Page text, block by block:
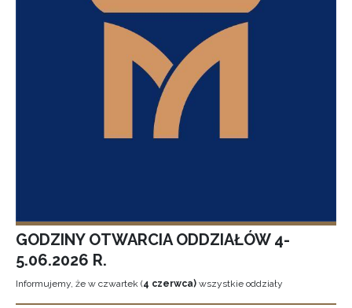
GODZINY OTWARCIA ODDZIAŁÓW 4-
5.06.2026 R.
Informujemy, że w czwartek (4 czerwca) wszystkie oddziały